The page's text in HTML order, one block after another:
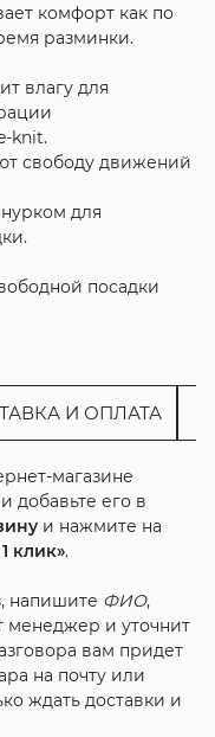
комфорт как по
разминки.
влагу для
knit.
свободу движений
для
посадки
И ОПЛАТА
магазине
добавьте его в
и нажмите на
клик».
напишите ФИО,
менеджер и уточнит
вам придет
на почту или
ждать доставки и